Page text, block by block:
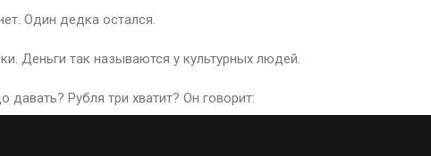
Один дедка остался.
Деньги так называются у культурных людей.
давать? Рубля три хватит? Он говорит: